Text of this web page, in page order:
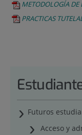
METODOLOGÍA DE
PRACTICAS
Futuros
Acceso y